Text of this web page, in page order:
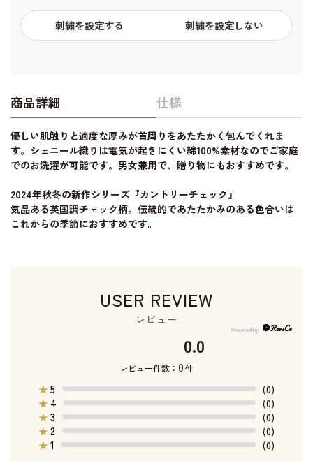
刺繍を設定する 刺繍を設定しない
商品詳細 仕様
優しい肌触りと適度な厚みが首周りをあたたかく包んでくれま
す。シェニール織りは電気が起きにくい綿100%素材なのでご家庭
でのお洗濯が可能です。男女兼用で、贈り物にもおすすめです。
2024年秋冬の新作シリーズ『カントリーチェック』
気品ある英国調チェック柄。伝統的であたたかみのある色合いは
これからの季節におすすめです。
USER REVIEW
レビュー
0.0
レビュー件数： 0件
★5
(0)
★ 4
(0)
★3
(0)
★2
(0)
★1
(0)